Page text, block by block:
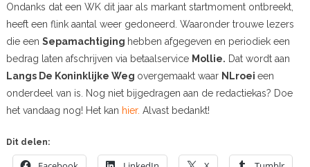
Ondanks dat een WK dit jaar als markant startmoment ontbreekt,
heeft een flink aantal weer gedoneerd. Waaronder trouwe lezers
die een Sepamachtiging hebben afgegeven en periodiek een
bedrag laten afschrijven via betaalservice Mollie. Dat wordt aan
Langs De Koninklijke Weg overgemaakt waar NLroei een
onderdeel van is. Nog niet bijgedragen aan de redactiekas? Doe
het vandaag nog! Het kan hier. Alvast bedankt!
Dit delen: